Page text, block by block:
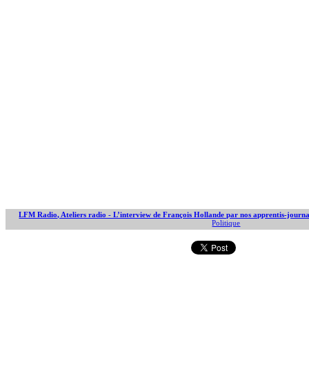
LFM Radio, Ateliers radio - L’interview de François Hollande par nos apprentis-
Politique